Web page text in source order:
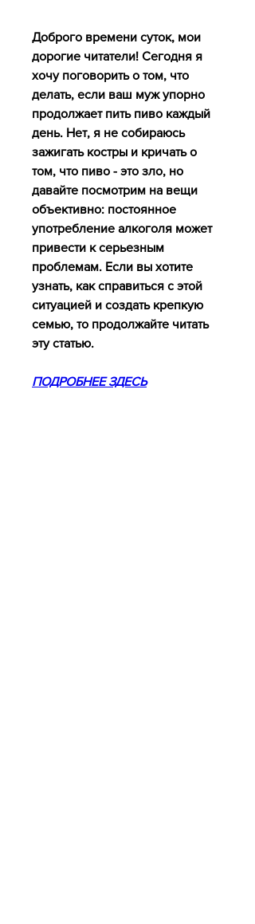
Доброго времени суток, мои
дорогие читатели! Сегодня я
хочу поговорить о том, что
делать, если ваш муж упорно
продолжает пить пиво каждый
день. Нет, я не собираюсь
зажигать костры и кричать о
том, что пиво - это зло, но
давайте посмотрим на вещи
объективно: постоянное
употребление алкоголя может
привести к серьезным
проблемам. Если вы хотите
узнать, как справиться с этой
ситуацией и создать крепкую
семью, то продолжайте читать
эту статью.
ПОДРОБНЕЕ ЗДЕСЬ